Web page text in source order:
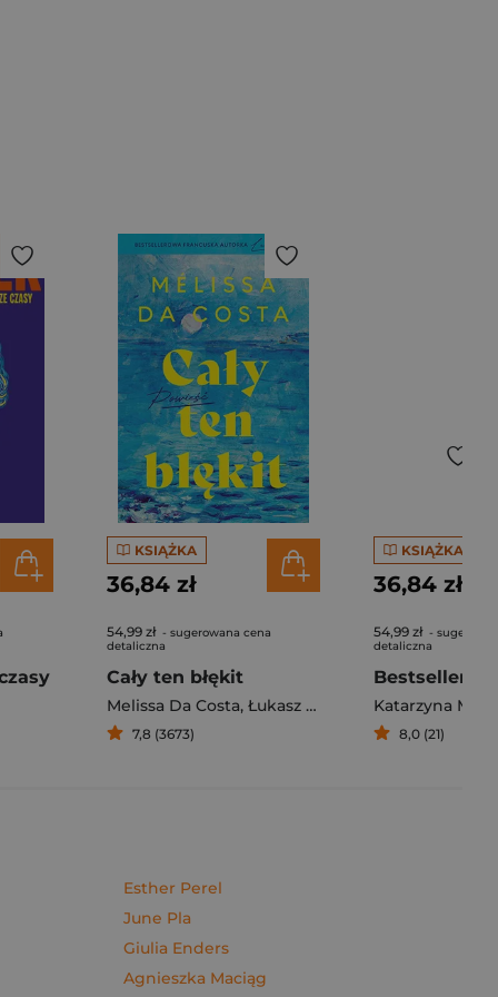
KSIĄŻKA
36,84 zł
54,99 zł - sugerowana cena
detaliczna
Cały ten błękit
Melissa Da Costa, Łukasz Müller
7,8 (3673)
KSIĄŻKA
36,84 zł
54,99 zł -
detaliczna
Bestseller.
Katarzyna
8,0 (21)
Esther Perel
June Pla
Giulia Enders
Agnieszka Maciąg